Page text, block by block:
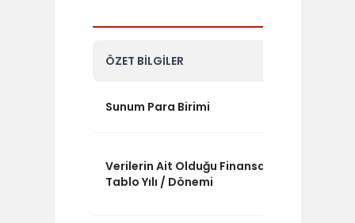
ÖZET BİLGİLER
Sunum Para Birimi
Verilerin Ait Olduğu Finansal
Tablo Yılı / Dönemi